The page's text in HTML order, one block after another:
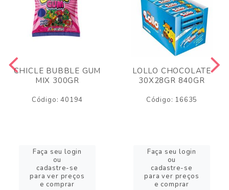
CHICLE BUBBLE GUM
MIX 300GR
Código: 40194
Faça seu login
ou
cadastre-se
para ver preços
e comprar
LOLLO CHOCOLATE
30X28GR 840GR
Código: 16635
Faça seu login
ou
cadastre-se
para ver preços
e comprar